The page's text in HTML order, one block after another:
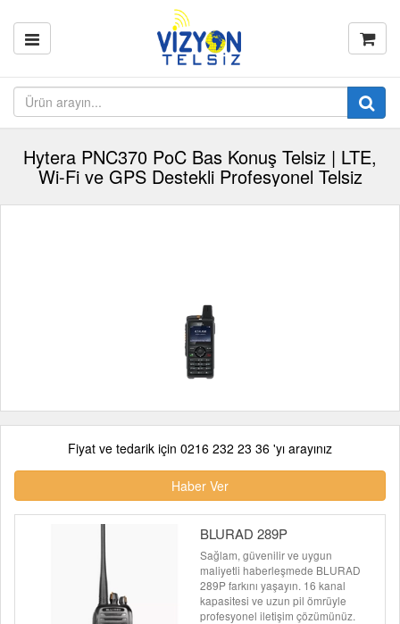
Hytera PNC370 PoC Bas Konuş Telsiz | LTE,
Wi-Fi ve GPS Destekli Profesyonel Telsiz
Fiyat ve tedarik için 0216 232 23 36 'yı arayınız
Haber Ver
BLURAD 289P
Sağlam, güvenilir ve uygun
maliyetli haberleşmede BLURAD
289P farkını yaşayın. 16 kanal
kapasitesi ve uzun pil ömrüyle
profesyonel iletişim çözümünüz.